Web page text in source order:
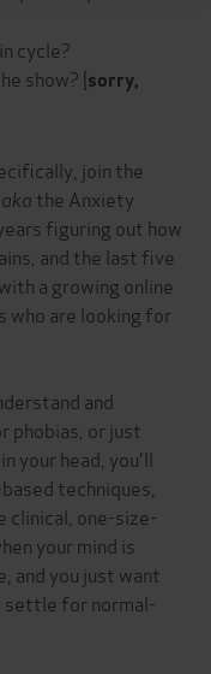
cycle?
show? [sorry,
join the
aka the Anxiety
figuring out how
and the last five
a growing online
who are looking for
and
phobias, or just
your head, you'll
techniques,
clinical, one-size-
your mind is
and you just want
settle for normal-